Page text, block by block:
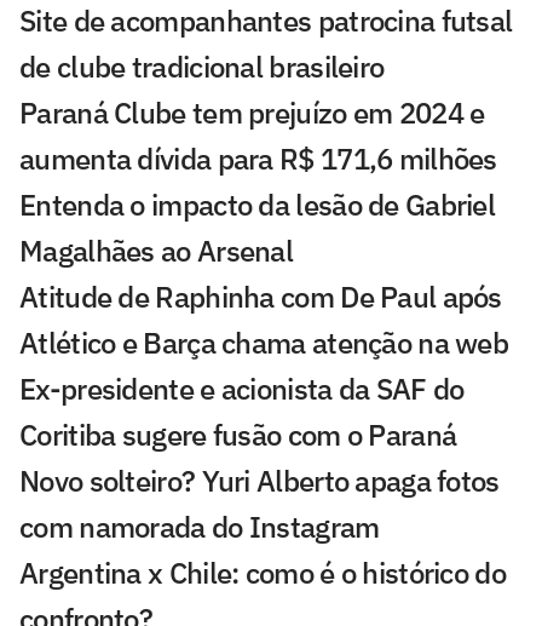
Site de acompanhantes patrocina futsal
de clube tradicional brasileiro
Paraná Clube tem prejuízo em 2024 e
aumenta dívida para R$ 171,6 milhões
Entenda o impacto da lesão de Gabriel
Magalhães ao Arsenal
Atitude de Raphinha com De Paul após
Atlético e Barça chama atenção na web
Ex-presidente e acionista da SAF do
Coritiba sugere fusão com o Paraná
Novo solteiro? Yuri Alberto apaga fotos
com namorada do Instagram
Argentina x Chile: como é o histórico do